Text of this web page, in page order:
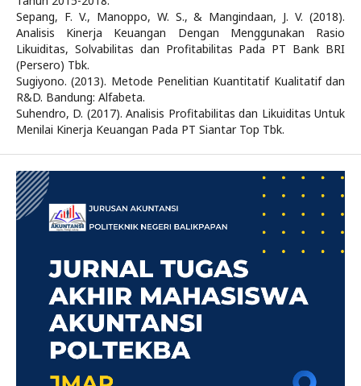
Sepang, F. V., Manoppo, W. S., & Mangindaan, J. V. (2018).
Analisis Kinerja Keuangan Dengan Menggunakan Rasio
Likuiditas, Solvabilitas dan Profitabilitas Pada PT Bank BRI
(Persero) Tbk.
Sugiyono. (2013). Metode Penelitian Kuantitatif Kualitatif dan
R&D. Bandung: Alfabeta.
Suhendro, D. (2017). Analisis Profitabilitas dan Likuiditas Untuk
Menilai Kinerja Keuangan Pada PT Siantar Top Tbk.